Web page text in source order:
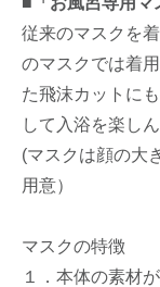
従来のマスクを
のマスクでは着
た飛沫カットに
して入浴を楽し
(マスクは顔の大
用意）
マスクの特徴
１．本体の素材